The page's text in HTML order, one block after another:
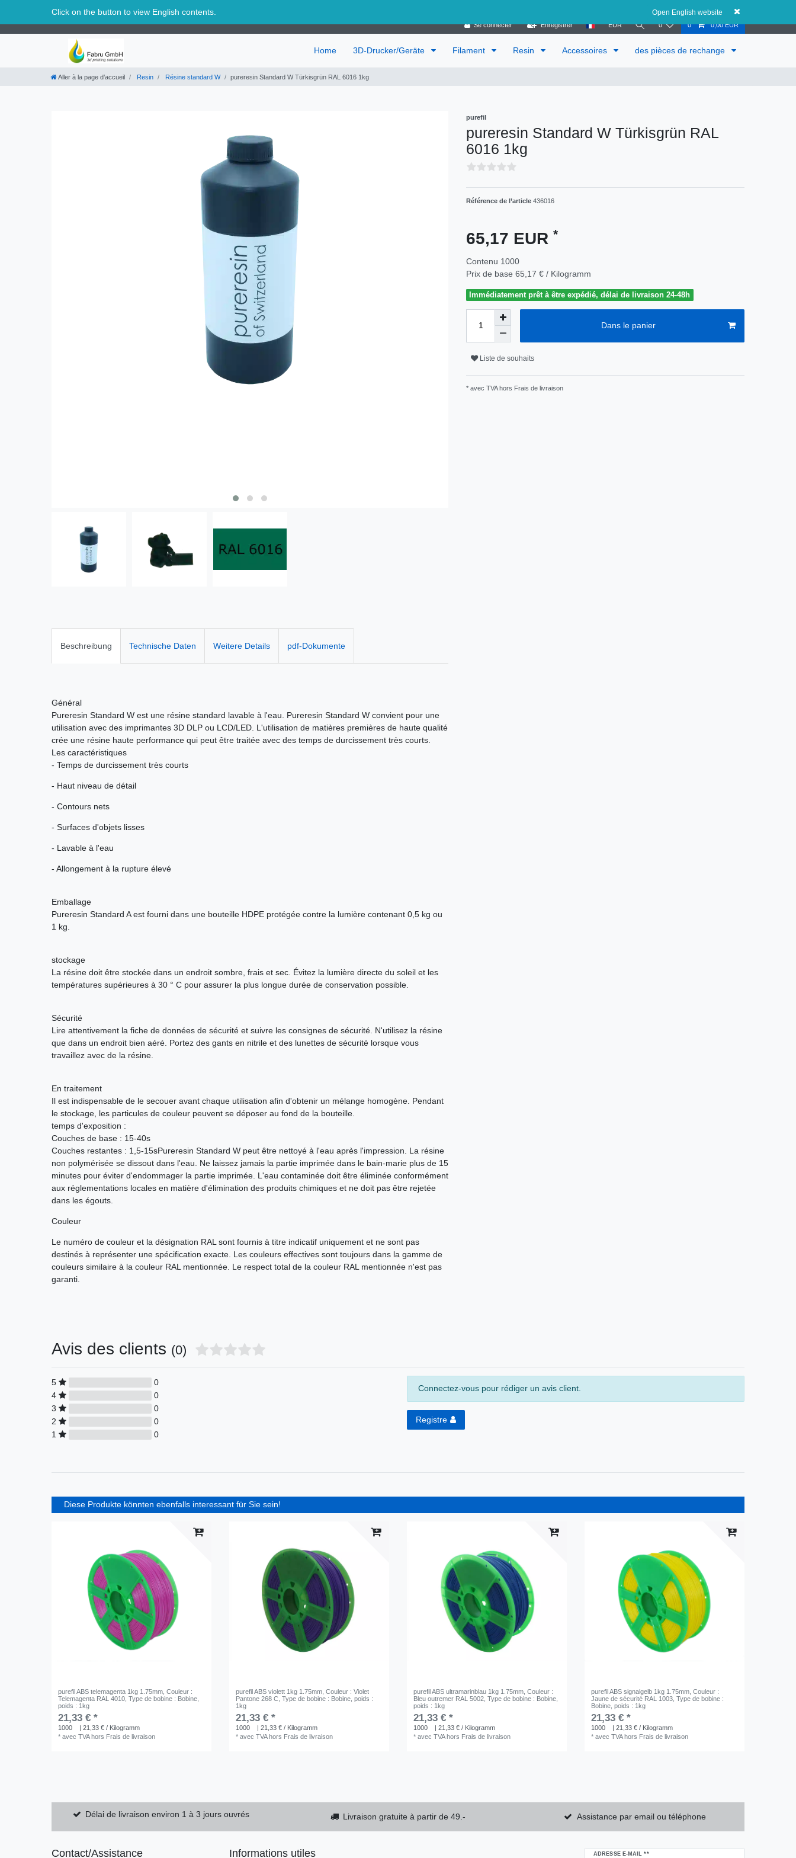
Click on the button to view English contents. Open English website
Suisse
Se connecter Enregistrer EUR 0 0 0,00 EUR
Home 3D-Drucker/Geräte Filament Resin Accessoires des pièces de rechange
Aller à la page d’accueil Resin Résine standard W pureresin Standard W Türkisgrün RAL 6016 1kg
purefil
pureresin Standard W Türkisgrün RAL
6016 1kg
Référence de l’article 436016
65,17 EUR *
Contenu 1000
Prix de base 65,17 € / Kilogramm
Immédiatement prêt à être expédié, délai de livraison 24-48h
Dans le panier
Liste de souhaits
* avec TVA hors Frais de livraison
Beschreibung Technische Daten Weitere Details pdf-Dokumente
Général
Pureresin Standard W est une résine standard lavable à l'eau. Pureresin Standard W convient pour une
utilisation avec des imprimantes 3D DLP ou LCD/LED. L'utilisation de matières premières de haute qualité
crée une résine haute performance qui peut être traitée avec des temps de durcissement très courts.
Les caractéristiques
- Temps de durcissement très courts
- Haut niveau de détail
- Contours nets
- Surfaces d'objets lisses
- Lavable à l'eau
- Allongement à la rupture élevé
Emballage
Pureresin Standard A est fourni dans une bouteille HDPE protégée contre la lumière contenant 0,5 kg ou
1 kg.
stockage
La résine doit être stockée dans un endroit sombre, frais et sec. Évitez la lumière directe du soleil et les
températures supérieures à 30 ° C pour assurer la plus longue durée de conservation possible.
Sécurité
Lire attentivement la fiche de données de sécurité et suivre les consignes de sécurité. N'utilisez la résine
que dans un endroit bien aéré. Portez des gants en nitrile et des lunettes de sécurité lorsque vous
travaillez avec de la résine.
En traitement
Il est indispensable de le secouer avant chaque utilisation afin d'obtenir un mélange homogène. Pendant
le stockage, les particules de couleur peuvent se déposer au fond de la bouteille.
temps d'exposition :
Couches de base : 15-40s
Couches restantes : 1,5-15sPureresin Standard W peut être nettoyé à l'eau après l'impression. La résine
non polymérisée se dissout dans l'eau. Ne laissez jamais la partie imprimée dans le bain-marie plus de 15
minutes pour éviter d'endommager la partie imprimée. L'eau contaminée doit être éliminée conformément
aux réglementations locales en matière d'élimination des produits chimiques et ne doit pas être rejetée
dans les égouts.
Couleur
Le numéro de couleur et la désignation RAL sont fournis à titre indicatif uniquement et ne sont pas
destinés à représenter une spécification exacte. Les couleurs effectives sont toujours dans la gamme de
couleurs similaire à la couleur RAL mentionnée. Le respect total de la couleur RAL mentionnée n'est pas
garanti.
Avis des clients (0)
5
0
4
0
3
0
2
0
1
0
Connectez-vous pour rédiger un avis client.
Registre
Diese Produkte könnten ebenfalls interessant für Sie sein!
purefil ABS telemagenta 1kg 1.75mm , Couleur :
Telemagenta RAL 4010 , Type de bobine : Bobine
poids : 1kg
21,33 € *
1000
| 21,33 € / Kilogramm
*avec TVAhors Frais de livraison
purefil ABS violett 1kg 1.75mm , Couleur : Violet
Pantone 268 C , Type de bobine : Bobine , poids :
1kg
21,33 € *
1000
| 21,33 € / Kilogramm
*avec TVAhors Frais de livraison
purefil ABS ultramarinblau 1kg 1.75mm , Couleur :
Bleu outremer RAL 5002 , Type de bobine : Bobine
poids : 1kg
21,33 € *
1000
| 21,33 € / Kilogramm
*avec TVAhors Frais de livraison
purefil ABS signalgelb 1kg 1.75mm , Couleur :
Jaune de sécurité RAL 1003 , Type de bobine :
Bobine , poids : 1kg
21,33 € *
1000
| 21,33 € / Kilogramm
*avec TVAhors Frais de livraison
Délai de livraison environ 1 à 3 jours ouvrés Livraison gratuite à partir de 49.- Assistance par email ou téléphone
Contact/Assistance Informations utiles ADRESSE E-MAIL **
Ceres::Template.newsletterHoneypotLabel